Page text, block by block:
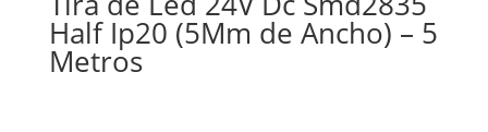
Half Ip20 (5Mm de Ancho) – 5
Metros